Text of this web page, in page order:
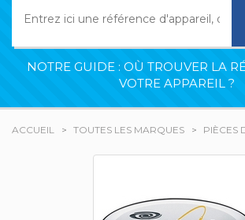
NOTRE GUIDE : OÙ TROUVER LA
VOTRE APPAREIL ?
ACCUEIL TOUTES LES MARQUES PIÈCES